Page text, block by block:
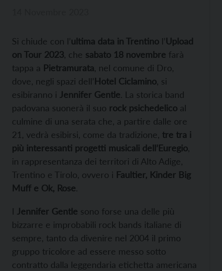
Si chiude con l’ultima data in Trentino l’Upload
on Tour 2023 , che sabato 18 novembre farà
tappa a Pietramurata , nel comune di Dro,
dove, negli spazi dell’Hotel Ciclamino , si
esibiranno i Jennifer Gentle. La storica band
padovana suonerà il suo rock psichedelico al
culmine di una serata che, a partire dalle ore
21, vedrà esibirsi, come da tradizione, tre tra i
più interessanti progetti musicali dell’Euregio
in rappresentanza dei territori di Alto Adige,
Trentino e Tirolo, ovvero i Faultier, Kinder Big
Muff e Ok, Rose.
I Jennifer Gentle sono forse una delle più
bizzarre e improbabili rock bands italiane di
sempre, tanto da divenire nel 2004 il primo
gruppo tricolore ad essere messo sotto
contratto dalla leggendaria etichetta americana